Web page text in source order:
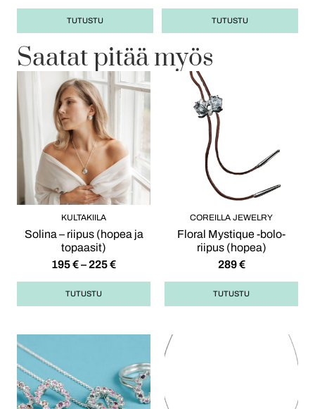
TUTUSTU TUTUSTU
Saatat pitää myös
KULTAKIILA
Solina – riipus (hopea ja
topaasit)
195€– 225€
TUTUSTU
COREILLA JEWELRY
Floral Mystique -bolo-
riipus (hopea)
289€
TUTUSTU